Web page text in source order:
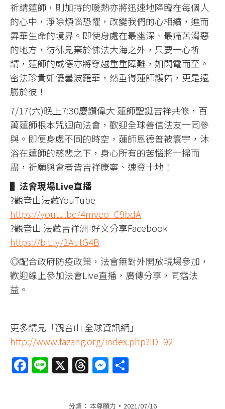
祈請蓮師，則加持的暖熱亦將迅速地降臨在每個人
的心中，淨除煩惱恐懼，改變我們的心相續，進而
昇華生命的境界。即使身處在最幽深、最痛苦濁惡
的地方，彷彿見棄於佛法大海之外，只要一心祈
請，蓮師的威德亦將穿越重重障難，如閃電而至。
密法珍貴如優曇波羅華，然垂得蓮師護佑，更是遠
勝於彼！
7/17(六)晚上7:30慶讚偉大 蓮師聖誕吉祥共修，百
萬蓮師根本咒迴向法會，歡迎全球善信法友一同參
與。即便身處不同的時空，蓮師恩德普被寰宇，沐
浴在蓮師的慈悲之下，身心所有的苦惱將一掃而
盡，祈願與會者皆吉祥康寧、速登十地！
▌法會現場Live直播
?觀音山法藏YouTube
https://youtu.be/4mveo_C9bdA
?觀音山 法藏吉祥洲-好文分享Facebook
https://bit.ly/2AutG4B
◎配合政府防疫政策，法會無對外開放現場參加，
歡迎線上參加法會Live直播，廣傳分享，同霑法
益。
更多請見「觀音山 全球資訊網」
http://www.fazang.org/index.php?ID=92
Facebook
Line
X Threads
Messenger
分類： 本尊願力 2021/07/16